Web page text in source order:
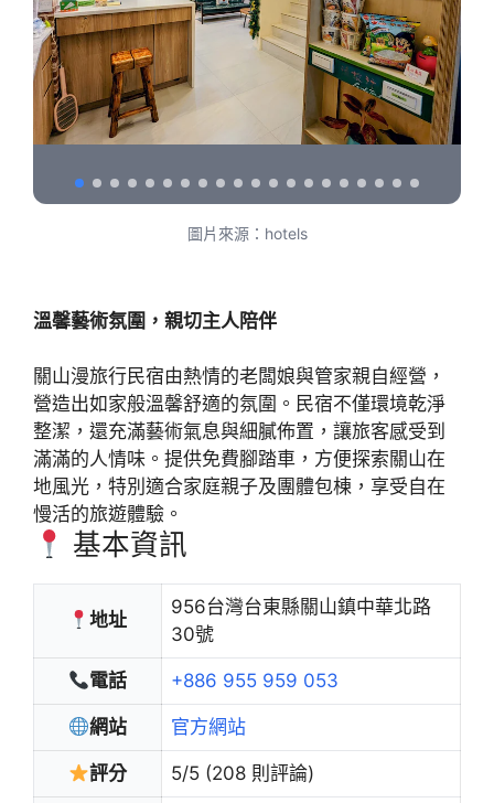
圖片來源：hotels
溫馨藝術氛圍，親切主人陪伴
關山漫旅行民宿由熱情的老闆娘與管家親自經營，
營造出如家般溫馨舒適的氛圍。民宿不僅環境乾淨
整潔，還充滿藝術氣息與細膩佈置，讓旅客感受到
滿滿的人情味。提供免費腳踏車，方便探索關山在
地風光，特別適合家庭親子及團體包棟，享受自在
慢活的旅遊體驗。
基本資訊
地址
956台灣台東縣關山鎮中華北路
30號
電話 +886 955 959 053
網站 官方網站
評分 5/5 (208 則評論)